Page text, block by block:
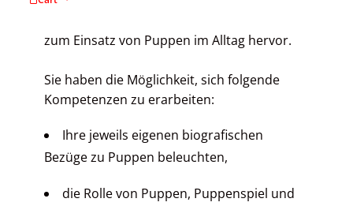
zum Einsatz von Puppen im Alltag hervor.
Sie haben die Möglichkeit, sich folgende
Kompetenzen zu erarbeiten:
Ihre jeweils eigenen biografischen
Bezüge zu Puppen beleuchten,
die Rolle von Puppen, Puppenspiel und